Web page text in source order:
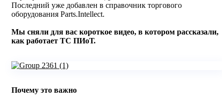
Последний уже добавлен в справочник торгового
оборудования Parts.Intellect.
Мы сняли для вас короткое видео, в котором рассказали,
как работает ТС ПИоТ.
Почему это важно